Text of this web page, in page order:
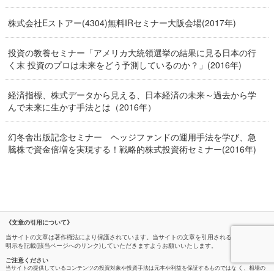
株式会社Eストアー(4304)無料IRセミナー大阪会場(2017年)
投資の教養セミナー「アメリカ大統領選挙の結果に見る日本の行
く末 投資のプロは未来をどう予測しているのか？」(2016年)
経済指標、株式データから見える、日本経済の未来～過去から学
んで未来に生かす手法とは（2016年）
幻冬舎出版記念セミナー ヘッジファンドの運用手法を学び、急
騰株で資金倍増を実現する！戦略的株式投資術セミナー(2016年)
《文章の引用について》
当サイトの文章は著作権法により保護されています。当サイトの文章を引用される際は、出所の
明示を記載(該当ページへのリンク)していただきますようお願いいたします。
ご注意ください
当サイトの提供しているコンテンツの投資対象や投資手法は元本や利益を保証するものではな く、相場の